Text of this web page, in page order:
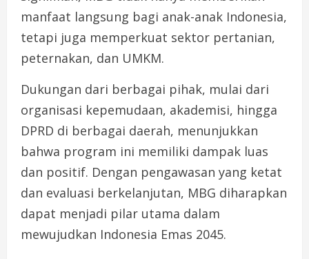
manfaat langsung bagi anak-anak Indonesia,
tetapi juga memperkuat sektor pertanian,
peternakan, dan UMKM.
Dukungan dari berbagai pihak, mulai dari
organisasi kepemudaan, akademisi, hingga
DPRD di berbagai daerah, menunjukkan
bahwa program ini memiliki dampak luas
dan positif. Dengan pengawasan yang ketat
dan evaluasi berkelanjutan, MBG diharapkan
dapat menjadi pilar utama dalam
mewujudkan Indonesia Emas 2045.